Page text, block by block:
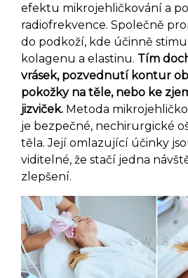
efektu mikrojehličkování a
radiofrekvence. Společně
do podkoží, kde účinně
kolagenu a elastinu. Tím
vrásek, pozvednutí kontur
pokožky na těle, nebo ke
jizviček. Metoda
je bezpečné, nechirurgické
těla. Její omlazující účinky
viditelné, že stačí jedna
zlepšení.